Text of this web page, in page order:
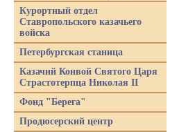
Курортный отдел
Ставропольского казачьего
войска
Петербургская станица
Казачий Конвой Святого Царя
Страстотерпца Николая II
Фонд "Берега"
Продюсерский центр